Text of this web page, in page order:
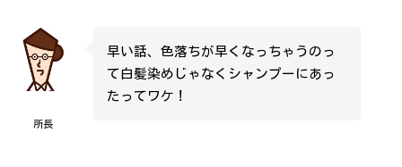
所長
早い話、色落ちが早くなっちゃうのっ
て白髪染めじゃなくシャンプーにあっ
たってワケ！